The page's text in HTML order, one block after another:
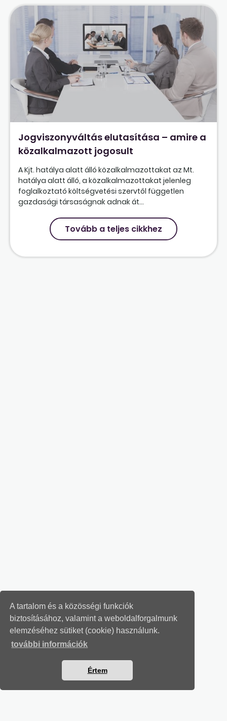
A tartalom és a közösségi funkciók
biztosításához, valamint a weboldalforgalmunk
elemzéséhez sütiket (cookie) használunk.
további információk
Értem
Jogviszonyváltás elutasítása – amire a
közalkalmazott jogosult
A Kjt. hatálya alatt álló közalkalmazottakat az Mt.
hatálya alatt álló, a közalkalmazottakat jelenleg
foglalkoztató költségvetési szervtől független
gazdasági társaságnak adnak át...
Tovább a teljes cikkhez